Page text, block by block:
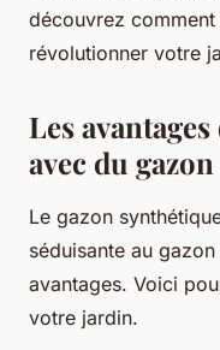
découvrez
révolutionner votre
Les
avec du
Le gazon
séduisante au
avantages. Voici
votre jardin.